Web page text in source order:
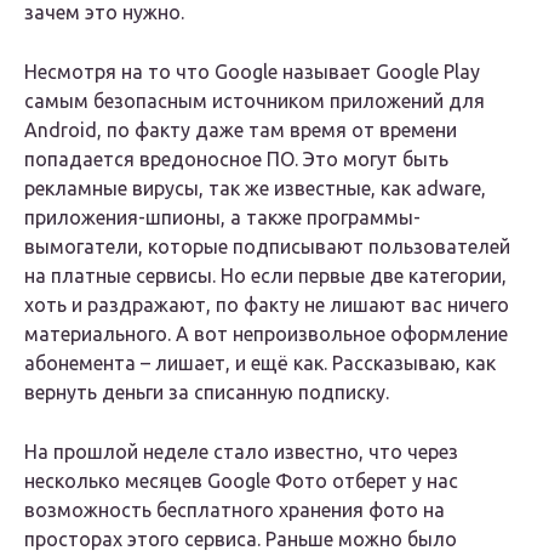
зачем это нужно.
Несмотря на то что Google называет Google Play
самым безопасным источником приложений для
Android, по факту даже там время от времени
попадается вредоносное ПО. Это могут быть
рекламные вирусы, так же известные, как adware,
приложения-шпионы, а также программы-
вымогатели, которые подписывают пользователей
на платные сервисы. Но если первые две категории,
хоть и раздражают, по факту не лишают вас ничего
материального. А вот непроизвольное оформление
абонемента – лишает, и ещё как. Рассказываю, как
вернуть деньги за списанную подписку.
На прошлой неделе стало известно, что через
несколько месяцев Google Фото отберет у нас
возможность бесплатного хранения фото на
просторах этого сервиса. Раньше можно было